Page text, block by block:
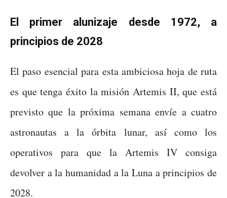
El primer alunizaje desde 1972, a
principios de 2028
El paso esencial para esta ambiciosa hoja de ruta
es que tenga éxito la misión Artemis II, que está
previsto que la próxima semana envíe a cuatro
astronautas a la órbita lunar, así como los
operativos para que la Artemis IV consiga
devolver a la humanidad a la Luna a principios de
2028.